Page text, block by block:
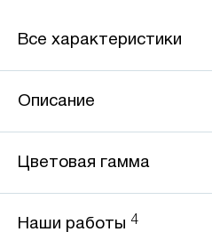
Все характеристики
Описание
Цветовая гамма
Наши работы 4